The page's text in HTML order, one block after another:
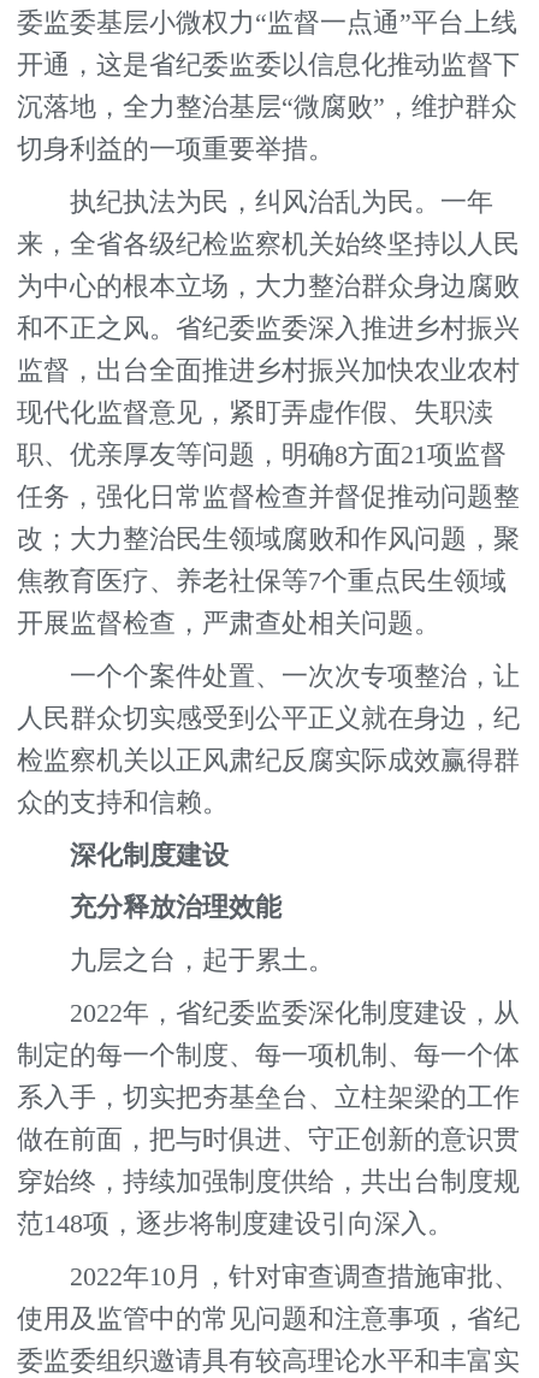
委监委基层小微权力“监督一点通”平台上线
开通，这是省纪委监委以信息化推动监督下
沉落地，全力整治基层“微腐败”，维护群众
切身利益的一项重要举措。
执纪执法为民，纠风治乱为民。一年
来，全省各级纪检监察机关始终坚持以人民
为中心的根本立场，大力整治群众身边腐败
和不正之风。省纪委监委深入推进乡村振兴
监督，出台全面推进乡村振兴加快农业农村
现代化监督意见，紧盯弄虚作假、失职渎
职、优亲厚友等问题，明确8方面21项监督
任务，强化日常监督检查并督促推动问题整
改；大力整治民生领域腐败和作风问题，聚
焦教育医疗、养老社保等7个重点民生领域
开展监督检查，严肃查处相关问题。
一个个案件处置、一次次专项整治，让
人民群众切实感受到公平正义就在身边，纪
检监察机关以正风肃纪反腐实际成效赢得群
众的支持和信赖。
深化制度建设
充分释放治理效能
九层之台，起于累土。
2022年，省纪委监委深化制度建设，从
制定的每一个制度、每一项机制、每一个体
系入手，切实把夯基垒台、立柱架梁的工作
做在前面，把与时俱进、守正创新的意识贯
穿始终，持续加强制度供给，共出台制度规
范148项，逐步将制度建设引向深入。
2022年10月，针对审查调查措施审批、
使用及监管中的常见问题和注意事项，省纪
委监委组织邀请具有较高理论水平和丰富实